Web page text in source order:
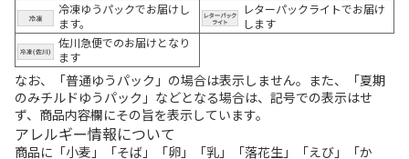
冷凍ゆうパックでお届けし
ます。
レターパックライトでお届け
します
佐川急便でのお届けとなり
ます
なお、「普通ゆうパック」の場合は表示しません。また、「夏期
のみチルドゆうパック」などとなる場合は、記号での表示はせ
ず、商品内容欄にその旨を表示しています。
アレルギー情報について
商品に「小麦」「そば」「卵」「乳」「落花生」「えび」「か